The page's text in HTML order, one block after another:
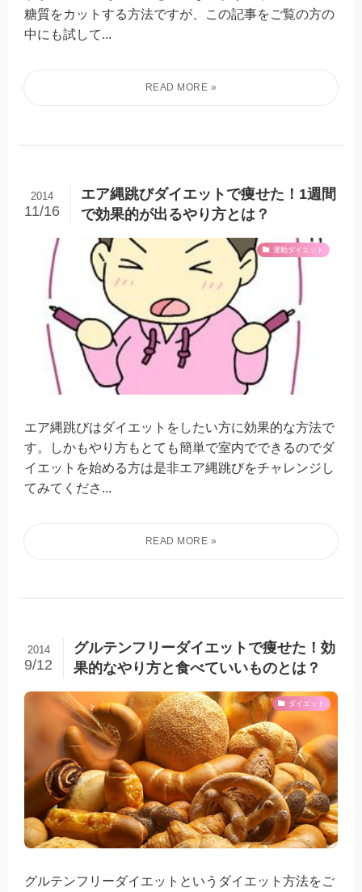
糖質をカットする方法ですが、この記事をご覧の方の
中にも試して...
エア縄跳びダイエットで痩せた！1週間
で効果的が出るやり方とは？
2014
11/16
運動ダイエット
エア縄跳びはダイエットをしたい方に効果的な方法で
す。しかもやり方もとても簡単で室内でできるのでダ
イエットを始める方は是非エア縄跳びをチャレンジし
てみてくださ...
グルテンフリーダイエットで痩せた！効
果的なやり方と食べていいものとは？
2014
9/12
ダイエット
グルテンフリーダイエットというダイエット方法をご